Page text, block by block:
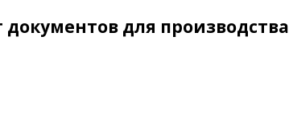
для производства